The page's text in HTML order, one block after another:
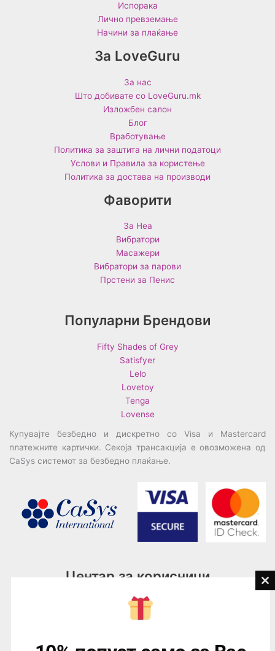
Испорака
Лично превземање
Начини за плаќање
За LoveGuru
За нас
Што добивате со LoveGuru.mk
Изложбен салон
Блог
Вработување
Политика за заштита на лични податоци
Услови и Правила за користење
Политика за достава на производи
Фаворити
За Неа
Вибратори
Масажери
Вибратори за парови
Прстени за Пенис
Популарни Брендови
Fifty Shades of Grey
Satisfyer
Lelo
Lovetoy
Tenga
Lovense
Купувајте безбедно и дискретно со Visa и Mastercard
платежните картички. Секоја трансакција е овозможена од
CaSys системот за безбедно плаќање.
Центар за корисници
076945497; 076945498
contact@loveguru.mk